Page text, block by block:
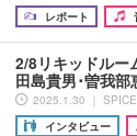
レポート
2/8リキッドルー
田島貴男･曽我
2025.1.30 ｜
インタビュー